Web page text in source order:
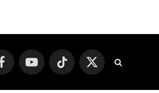
FacebookYouTube TikTok
X
(Twitter)